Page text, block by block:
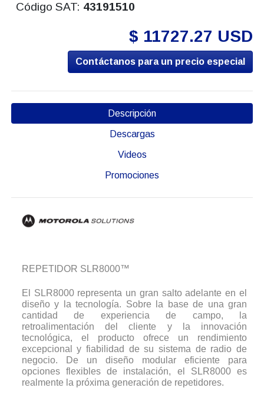
Código SAT: 43191510
$ 11727.27 USD
Contáctanos para un precio especial
Descripción
Descargas
Videos
Promociones
REPETIDOR SLR8000™
El SLR8000 representa un gran salto adelante en el
diseño y la tecnología. Sobre la base de una gran
cantidad de experiencia de campo, la
retroalimentación del cliente y la innovación
tecnológica, el producto ofrece un rendimiento
excepcional y fiabilidad de su sistema de radio de
negocio. De un diseño modular eficiente para
opciones flexibles de instalación, el SLR8000 es
realmente la próxima generación de repetidores.